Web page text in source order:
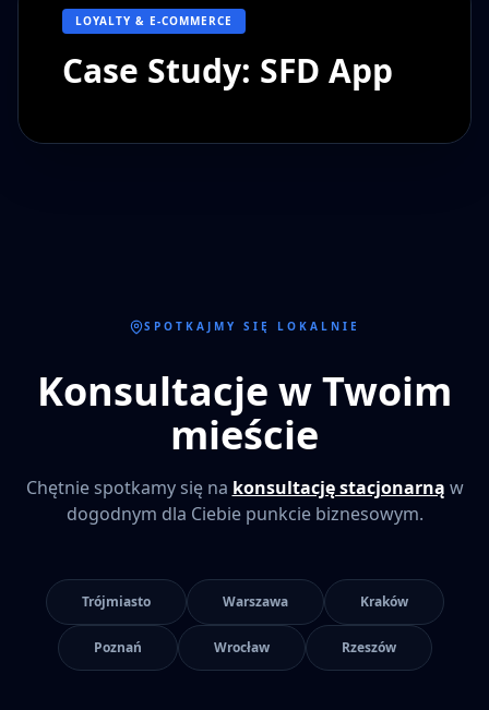
LOYALTY & E-COMMERCE
Case Study: SFD App
SPOTKAJMY SIĘ LOKALNIE
Konsultacje w Twoim
mieście
Chętnie spotkamy się na konsultację stacjonarną w
dogodnym dla Ciebie punkcie biznesowym.
Trójmiasto Warszawa Kraków
Poznań Wrocław Rzeszów